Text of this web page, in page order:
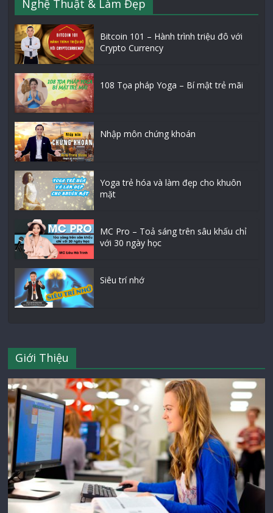
Nghệ Thuật & Làm Đẹp
Bitcoin 101 – Hành trình triệu đô với
Crypto Currency
108 Tọa pháp Yoga – Bí mật trẻ mãi
Nhập môn chứng khoán
Yoga trẻ hóa và làm đẹp cho khuôn
mặt
MC Pro – Toả sáng trên sâu khấu chỉ
với 30 ngày học
Siêu trí nhớ
Giới Thiệu